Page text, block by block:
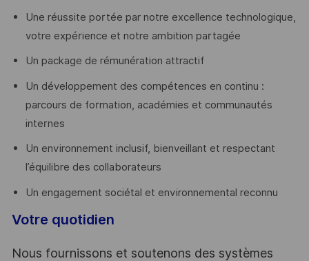
Une réussite portée par notre excellence technologique,
votre expérience et notre ambition partagée
Un package de rémunération attractif
Un développement des compétences en continu :
parcours de formation, académies et communautés
internes
Un environnement inclusif, bienveillant et respectant
l’équilibre des collaborateurs
Un engagement sociétal et environnemental reconnu
Votre quotidien
Nous fournissons et soutenons des systèmes